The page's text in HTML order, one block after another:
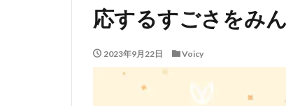
応するすごさをみ
2023年9月22日 Voicy